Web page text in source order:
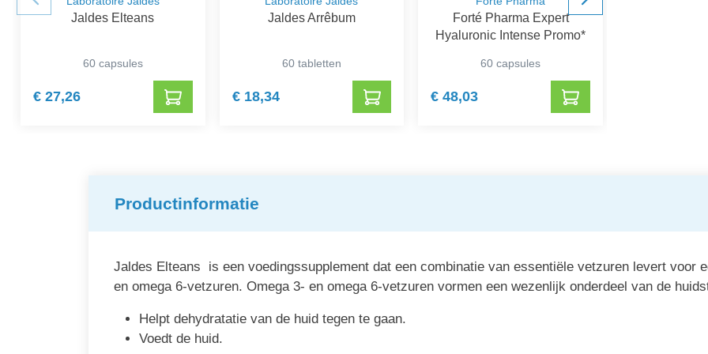
Jaldes Elteans
60 capsules
€ 27,26
Jaldes Arrêbum
60 tabletten
€ 18,34
Forté Pharma Expert
Hyaluronic Intense Promo*
60 capsules
€ 48,03
Productinformatie
Jaldes Elteans is een voedingssupplement dat een combinatie van essentiële vetzuren levert voor
en omega 6-vetzuren. Omega 3- en omega 6-vetzuren vormen een wezenlijk onderdeel van de
Helpt dehydratatie van de huid tegen te gaan.
Voedt de huid.